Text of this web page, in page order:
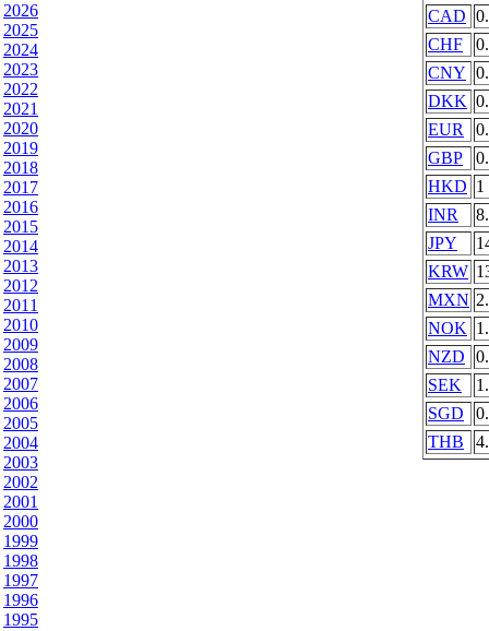
2026
2025
2024
2023
2022
2021
2020
2019
2018
2017
2016
2015
2014
2013
2012
2011
2010
2009
2008
2007
2006
2005
2004
2003
2002
2001
2000
1999
1998
1997
1996
1995
CAD
CHF
CNY
DKK
EUR
GBP
HKD 1
INR
JPY
KRW
MXN
NOK
NZD
SEK
SGD
THB